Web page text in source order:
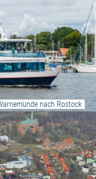
nach Rostock
"Workshop